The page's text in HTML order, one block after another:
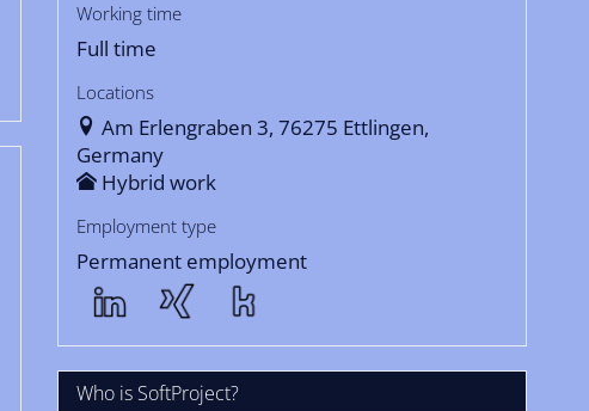
Working time
Full time
Locations
Am Erlengraben 3, 76275 Ettlingen,
Germany
Hybrid work
Employment type
Permanent employment
Who is SoftProject?